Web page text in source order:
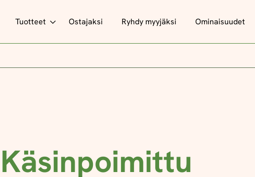
Tuotteet Ostajaksi Ryhdy myyjäksi Ominaisuudet
Käsinpoimittu